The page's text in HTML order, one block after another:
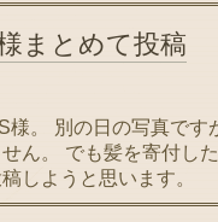
まとめて投稿
様。 別の日の写真です
ん。 でも髪を寄付し
しようと思います。